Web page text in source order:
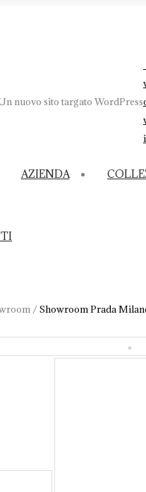
nuovo sito targato WordPress
AZIENDA
/Showroom Prada